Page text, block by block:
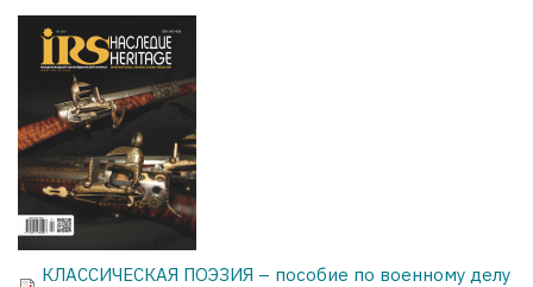
КЛАССИЧЕСКАЯ ПОЭЗИЯ – пособие по военному делу